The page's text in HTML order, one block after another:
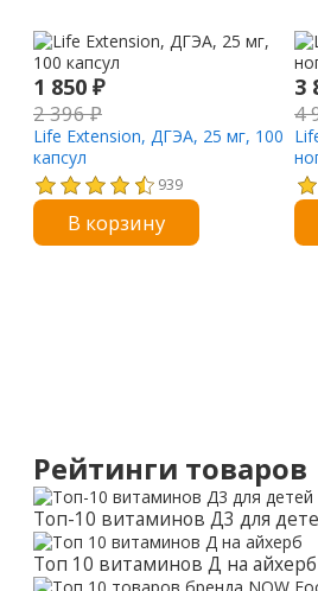
1 850 ₽
2 396₽
Life Extension, ДГЭА, 25 мг, 100
капсул
939
В корзину
3
4
Рейтинги товаров
Топ-10 витаминов Д3 для
Топ 10 витаминов Д на айхерб